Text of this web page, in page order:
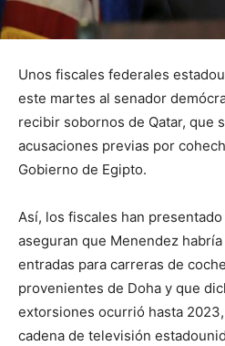
Unos fiscales federales
este martes al senador
recibir sobornos de Qatar, que
acusaciones previas por
Gobierno de Egipto.
Así, los fiscales han
aseguran que Menendez
entradas para carreras de
provenientes de Doha y que
extorsiones ocurrió hasta
cadena de televisión